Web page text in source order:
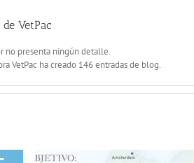
de VetPac
no presenta ningún detalle.
VetPac ha creado 146 entradas de blog.